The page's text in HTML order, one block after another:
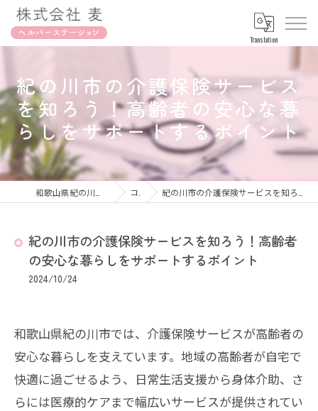
Translation
紀の川市の介護保険サービス
を知ろう！高齢者の安心な暮
らしをサポートするポイント
コラム 紀の川市の介護保険サービスを知ろう！高齢者の安心な暮らしをサポートするポイント
紀の川市の介護保険サービスを知ろう！高齢者
の安心な暮らしをサポートするポイント
2024/10/24
和歌山県紀の川市では、介護保険サービスが高齢者の
安心な暮らしを支えています。地域の高齢者が自宅で
快適に過ごせるよう、日常生活支援から身体介助、さ
らには医療的ケアまで幅広いサービスが提供されてい